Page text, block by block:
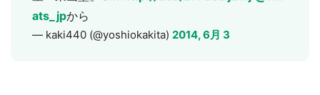
ats_jpから
— kaki440 (@yoshiokakita) 2014, 6月 3